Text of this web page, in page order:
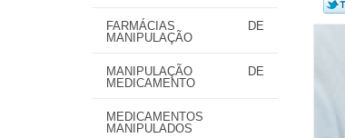
FARMÁCIAS DE
MANIPULAÇÃO
MANIPULAÇÃO DE
MEDICAMENTO
MEDICAMENTOS
MANIPULADOS